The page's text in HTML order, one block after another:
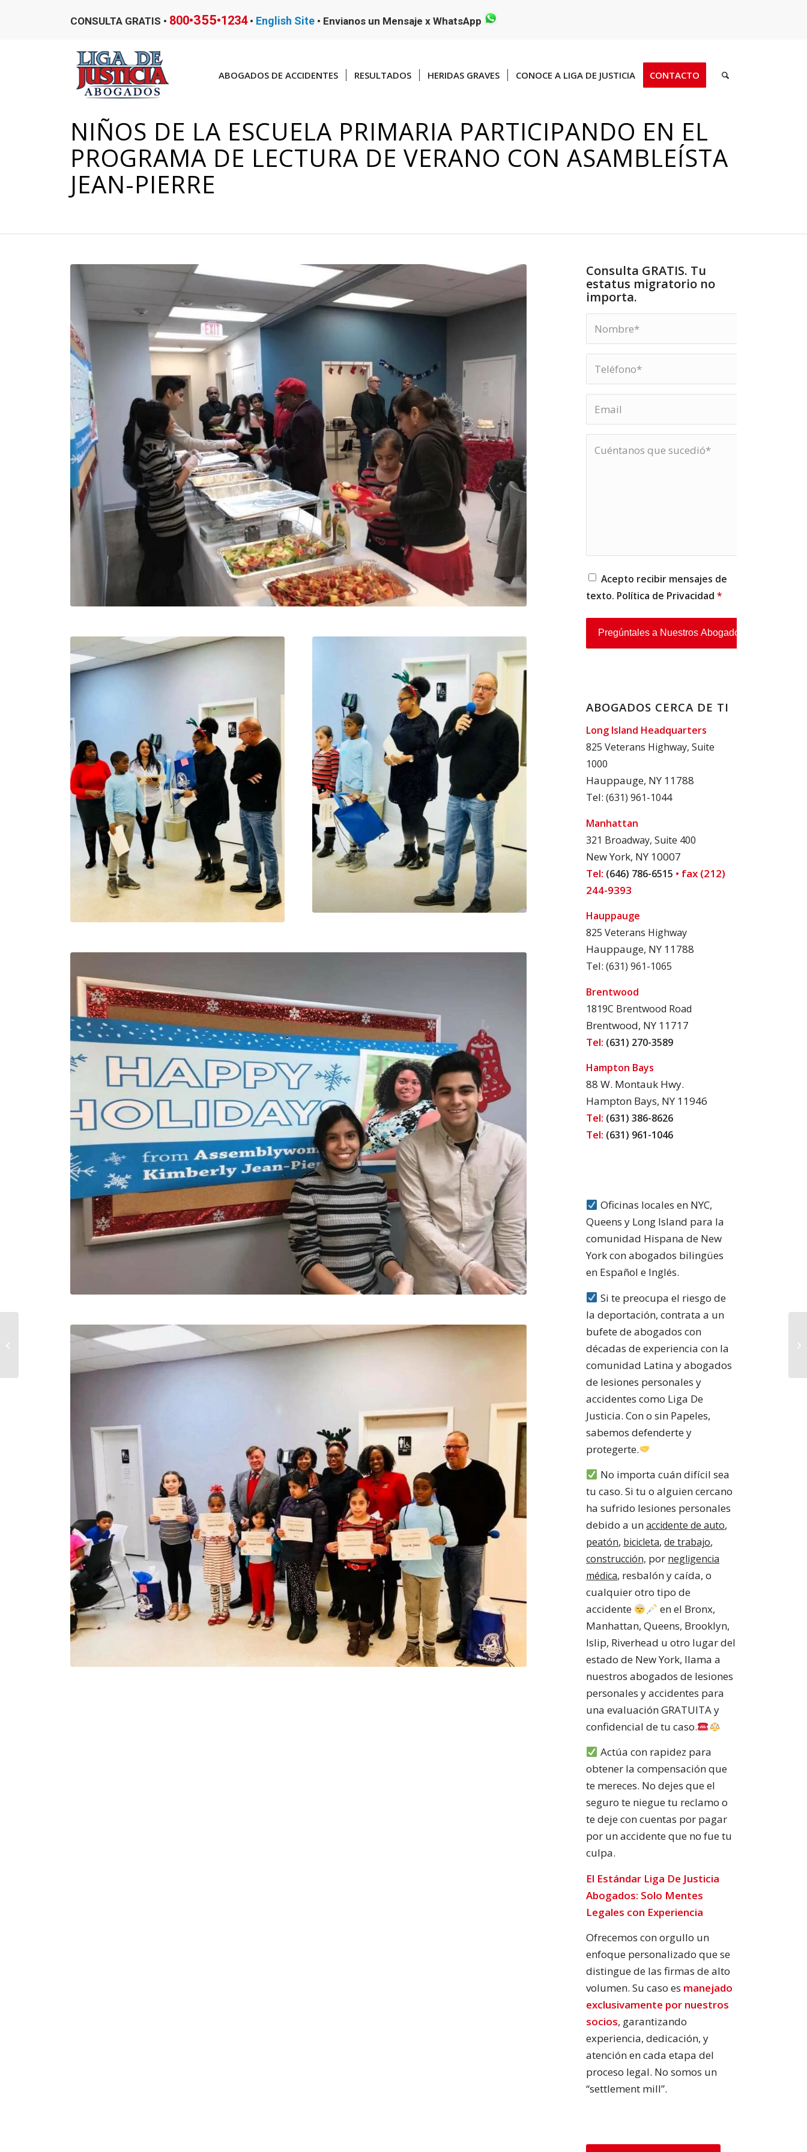
CONSULTA GRATIS • 800•355•1234• English Site • Envianos un Mensaje x WhatsApp
ABOGADOS DE ACCIDENTES RESULTADOS HERIDAS GRAVES CONOCE A LIGA DE JUSTICIA CONTACTO
NIÑOS DE LA ESCUELA PRIMARIA PARTICIPANDO EN EL
PROGRAMA DE LECTURA DE VERANO CON ASAMBLEÍSTA
JEAN-PIERRE
Consulta GRATIS. Tu
estatus migratorio no
importa.
Acepto recibir mensajes de
texto. Política de Privacidad *
ABOGADOS CERCA DE TI
Long Island Headquarters
825 Veterans Highway, Suite
1000
Hauppauge, NY 11788
Tel:(631) 961-1044
Manhattan
321 Broadway, Suite 400
New York, NY 10007
Tel: (646) 786-6515 • fax (212)
244-9393
Hauppauge
825 Veterans Highway
Hauppauge, NY 11788
Tel:(631) 961-1065
Brentwood
1819C Brentwood Road
Brentwood, NY 11717
Tel: (631) 270-3589
Hampton Bays
88 W. Montauk Hwy.
Hampton Bays, NY 11946
Tel: (631) 386-8626
Tel: (631) 961-1046
Oficinas locales en NYC,
Queens y Long Island para la
comunidad Hispana de New
York con abogados bilingües
en Español e Inglés.
Si te preocupa el riesgo de
la deportación, contrata a un
bufete de abogados con
décadas de experiencia con la
comunidad Latina y abogados
de lesiones personales y
accidentes como Liga De
Justicia. Con o sin Papeles,
sabemos defenderte y
protegerte.
No importa cuán difícil sea
tu caso. Si tu o alguien cercano
ha sufrido lesiones personales
debido a unaccidente de auto,
peatón, bicicleta,de trabajo,
construcción, por negligencia
médica, resbalón y caída, o
cualquier otro tipo de
accidente
en el Bronx,
Manhattan, Queens, Brooklyn,
Islip, Riverhead u otro lugar del
estado de New York, llama a
nuestros abogados de lesiones
personales y accidentes para
una evaluación GRATUITA y
confidencial de tu caso.
Actúa con rapidez para
obtener la compensación que
te mereces. No dejes que el
seguro te niegue tu reclamo o
te deje con cuentas por pagar
por un accidente que no fue tu
culpa.
El Estándar Liga De Justicia
Abogados: Solo Mentes
Legales con Experiencia
Ofrecemos con orgullo un
enfoque personalizado que se
distingue de las firmas de alto
volumen. Su caso es manejado
exclusivamente por nuestros
socios, garantizando
experiencia, dedicación, y
atención en cada etapa del
proceso legal. No somos un
“settlement mill”.